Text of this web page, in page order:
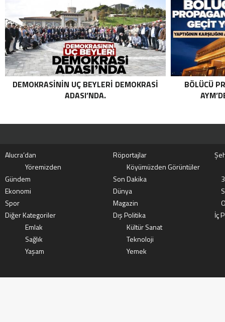
ORTAK OPERASYON! KIRMIZI
KATEGORIDEKI TERÖRIST NAZLI
TAŞPINAR ETKISIZ HALE GETIRILDI .
DEMOKRASININ UÇ BEYLERI DEMOKRASI
ADASI’NDA.
BÖLÜCÜ
Alucra’dan Röportajlar
Yöremizden
Köyümüzden Görüntüler
Gündem
Son Dakika
Ekonomi
Dünya
Spor
Magazin
Diğer Kategoriler
Dış Politika
İç
Emlak
Kültür Sanat
Sağlık
Teknoloji
Yaşam
Yemek